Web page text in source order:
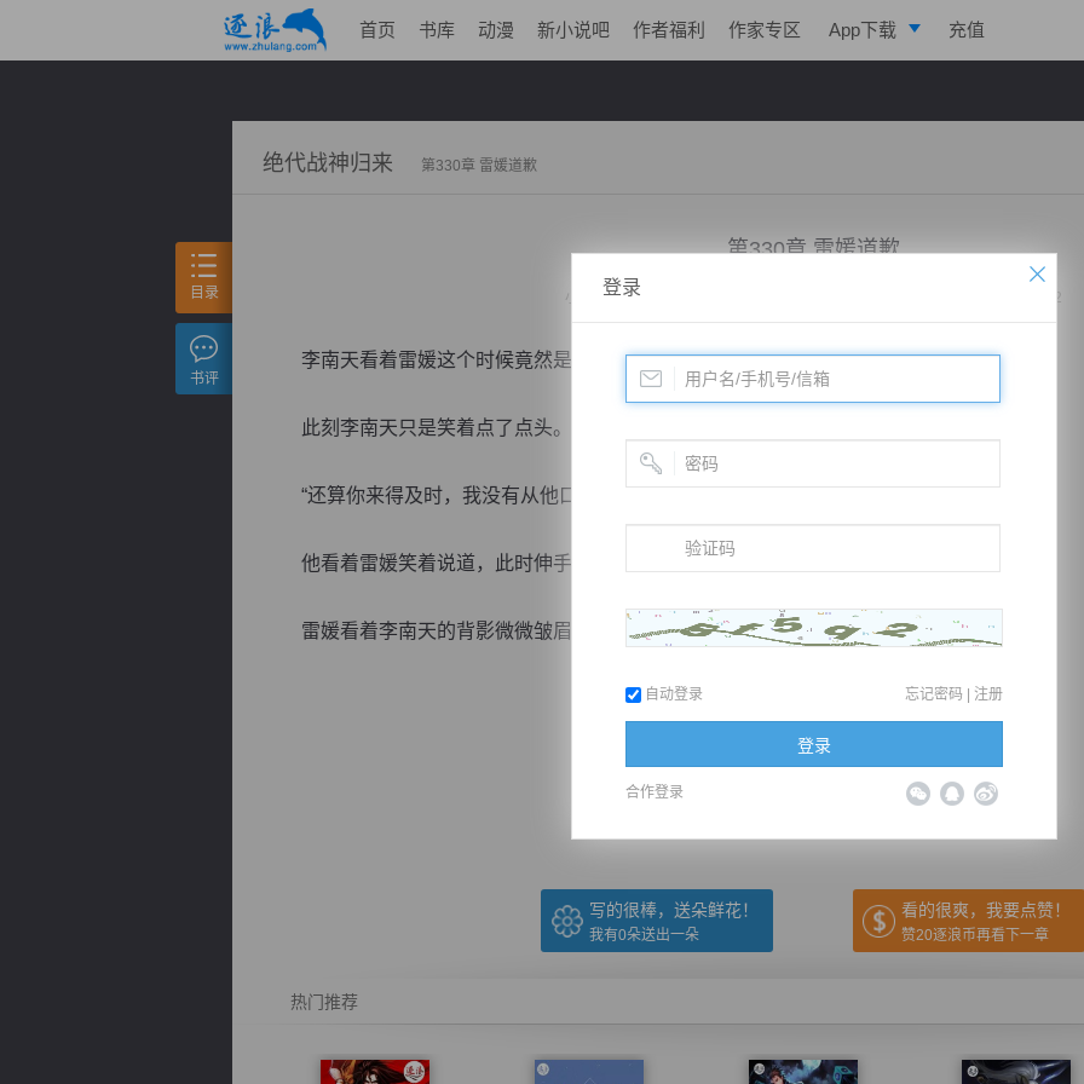
首页 书库 动漫 新小说吧 作者福利 作家专区 App下载 充值
绝代战神归来 第330章 雷媛道歉
第330章 雷媛道歉
小说：绝代战神归来 更新时间：2020-02-04 14:02 字数：2022
李南天看着雷媛这个时候竟然是出手，为了自己打了那个混账表弟？
此刻李南天只是笑着点了点头。
“还算你来得及时，我没有从他口中听到什么东西，既然是如此的话，那么便告辞了。”
他看着雷媛笑着说道，此时伸手便是抓住了李佳倩的胳膊向外走去。
雷媛看着李南天的背影微微皱眉，现在的这件事情她...
推荐在手机上阅读本书
（← 快捷键 下一章 快捷键→）
写的很棒，送朵鲜花！
我有0朵送出一朵
看的很爽，我要点赞！
赞20逐浪币再看下一章
热门推荐
目录
书评
登录
自动登录 忘记密码 | 注册
登录
合作登录